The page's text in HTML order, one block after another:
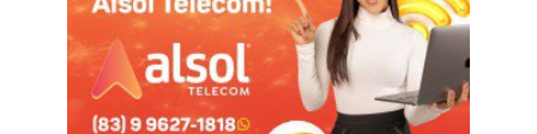
O jogo foi marcado por reviravoltas. O Campinense dominou o
primeiro tempo, mas viu o Nacional abrir o placar em um lance
de oportunismo de Felipe Araújo. Na etapa final, a Raposa
empatou cedo com Joãozinho e inflamou a torcida, mas o